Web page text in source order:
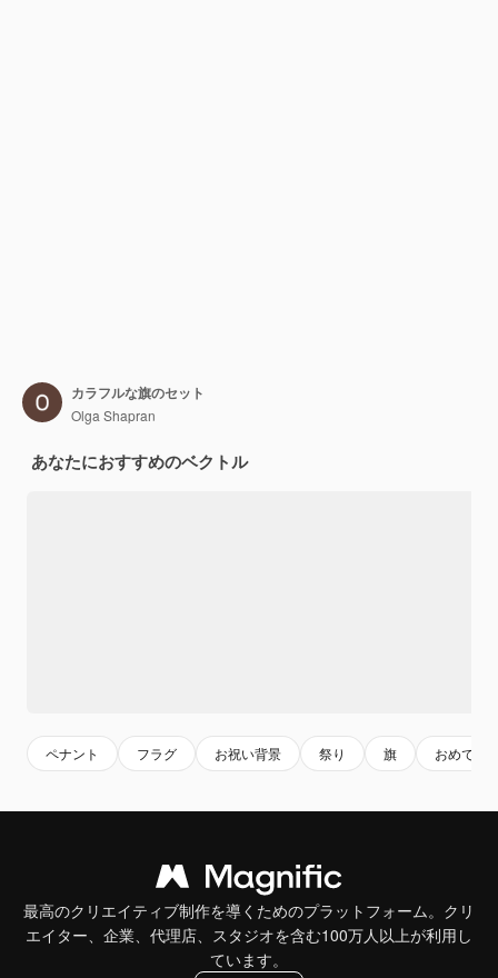
カラフルな旗のセット
Olga Shapran
あなたにおすすめのベクトル
ペナント フラグ お祝い背景 祭り 旗 おめでと
最高のクリエイティブ制作を導くためのプラットフォーム。クリ
エイター、企業、代理店、スタジオを含む100万人以上が利用し
ています。